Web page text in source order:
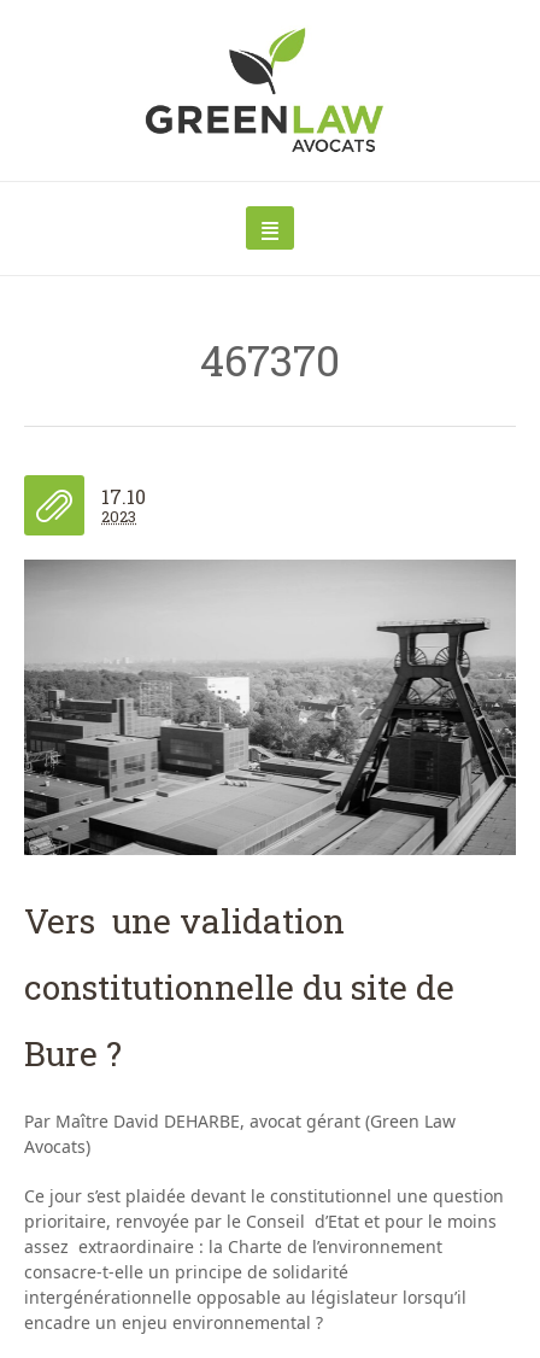
467370
17.10
2023
Vers une validation
constitutionnelle du site de
Bure ?
Par Maître David DEHARBE, avocat gérant (Green Law
Avocats)
Ce jour s’est plaidée devant le constitutionnel une question
prioritaire, renvoyée par le Conseil d’Etat et pour le moins
assez extraordinaire : la Charte de l’environnement
consacre-t-elle un principe de solidarité
intergénérationnelle opposable au législateur lorsqu’il
encadre un enjeu environnemental ?